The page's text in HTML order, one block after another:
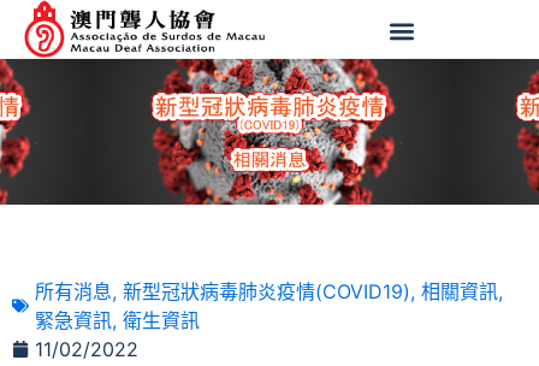
所有消息, 新型冠狀病毒肺炎疫情(COVID19), 相關資訊,
緊急資訊, 衛生資訊
11/02/2022